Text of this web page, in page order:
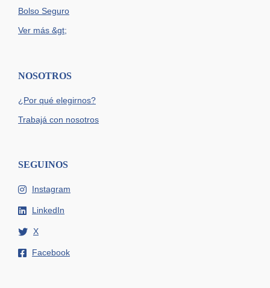
Bolso Seguro
Ver más &gt;
NOSOTROS
¿Por qué elegirnos?
Trabajá con nosotros
SEGUINOS
Instagram
LinkedIn
X
Facebook